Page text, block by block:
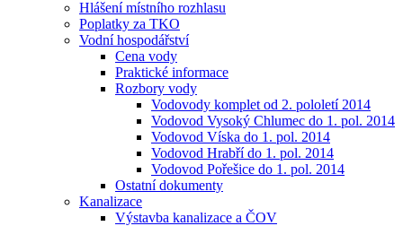
Hlášení místního rozhlasu
Poplatky za TKO
Vodní hospodářství
Cena vody
Praktické informace
Rozbory vody
Vodovody komplet od 2. pololetí 2014
Vodovod Vysoký Chlumec do 1. pol. 2014
Vodovod Víska do 1. pol. 2014
Vodovod Hrabří do 1. pol. 2014
Vodovod Pořešice do 1. pol. 2014
Ostatní dokumenty
Kanalizace
Výstavba kanalizace a ČOV